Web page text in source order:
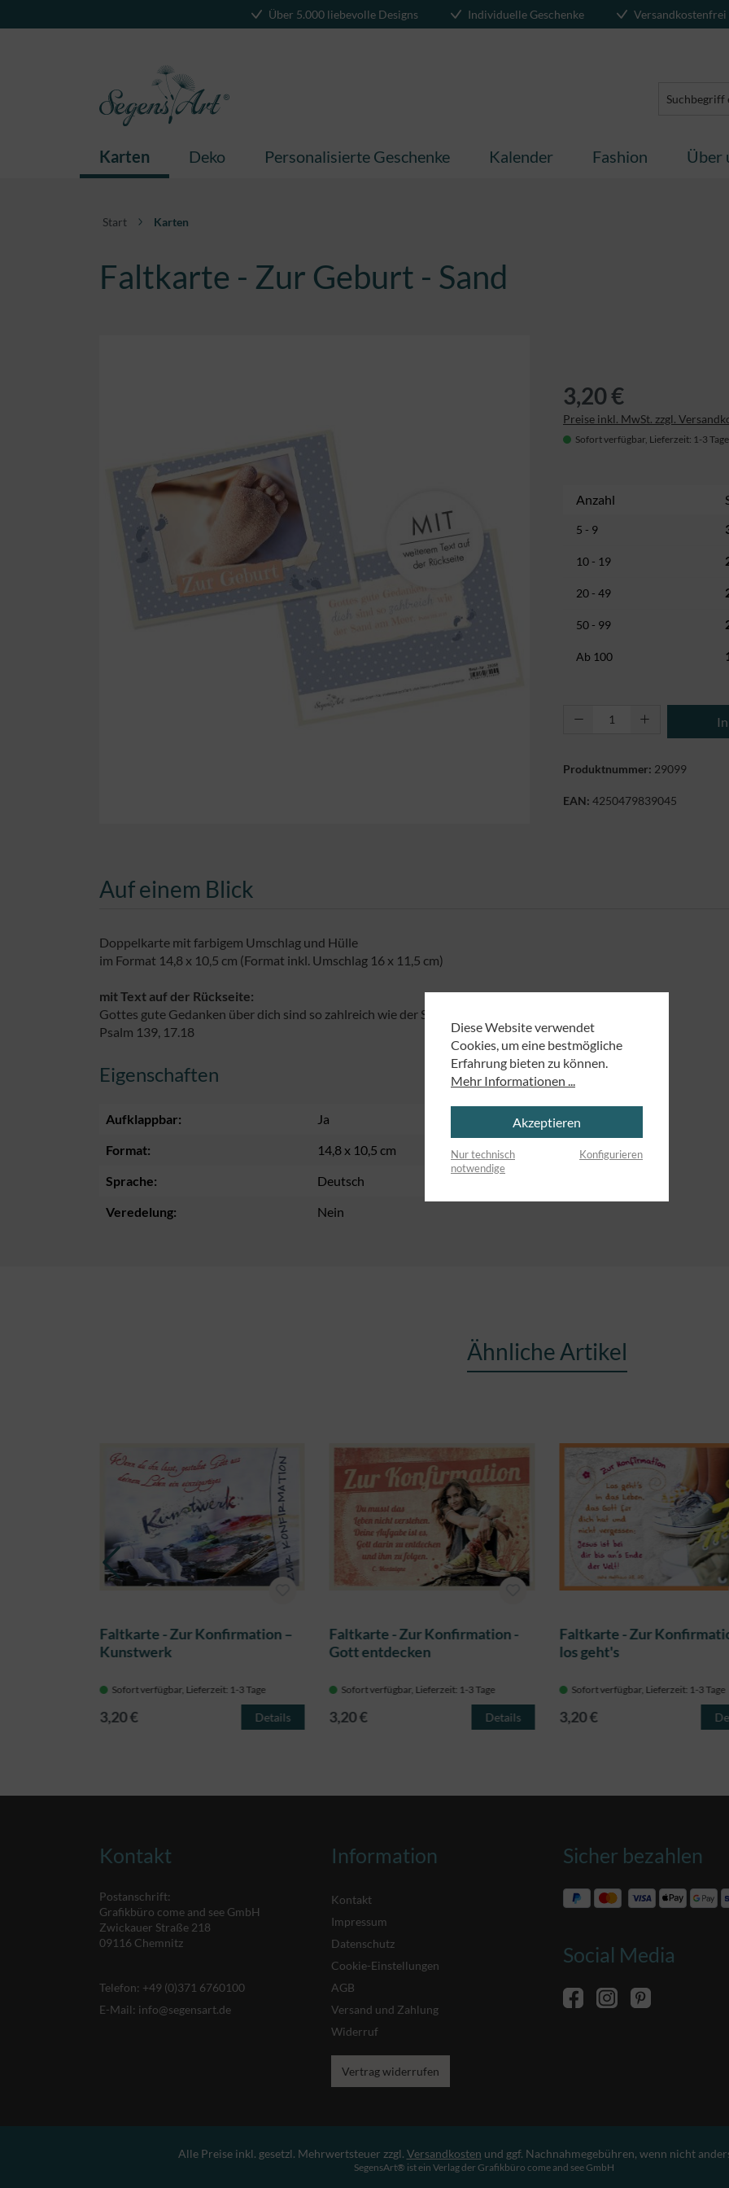
Über 5.000 liebevolle Designs Individuelle Geschenke
Karten Deko Personalisierte Geschenke Kalender Fashion Über
Start Karten
Faltkarte - Zur Geburt - Sand
3,20 €
Preise inkl. MwSt. zzgl.
Sofort verfügbar, Lieferzeit: 1-3 Tage
Anzahl
5 - 9
10 - 19
20 - 49
50 - 99
Ab 100
Produkt Anzahl:
Produktnummer: 29099
EAN: 4250479839045
Auf einem Blick
Doppelkarte mit farbigem Umschlag und Hülle
im Format 14,8 x 10,5 cm (Format inkl. Umschlag 16 x 11,5 cm)
mit Text auf der Rückseite:
Gottes gute Gedanken über dich sind so zahlreich wie der Sand am Meer.
Psalm 139, 17.18
Eigenschaften
Aufklappbar:
Ja
Format:
14,8 x 10,5 cm
Sprache:
Deutsch
Veredelung:
Nein
Ähnliche Artikel
Faltkarte - Zur Konfirmation –
Kunstwerk
Sofort verfügbar, Lieferzeit: 1-3 Tage
3,20 € Details
Faltkarte - Zur Konfirmation -
Gott entdecken
Sofort verfügbar, Lieferzeit: 1-3 Tage
3,20 € Details
Faltkarte - Zur
los geht's
Sofort verfügbar, Lieferzeit: 1-3 Tage
3,20 €
Kontakt
Postanschrift:
Grafikbüro come and see GmbH
Zwickauer Straße 218
09116 Chemnitz
Telefon: +49 (0)371 6760100
E-Mail: info@segensart.de
Information
Kontakt
Impressum
Datenschutz
Cookie-Einstellungen
AGB
Versand und Zahlung
Widerruf
Vertrag widerrufen
Sicher bezahlen
Social Media
Alle Preise inkl. gesetzl. Mehrwertsteuer zzgl. Versandkosten und ggf. Nachnahmegebühren, wenn nicht
SegensArt® ist ein Verlag der Grafikbüro come and see GmbH
Diese Website verwendet
Cookies, um eine bestmögliche
Erfahrung bieten zu können.
Mehr Informationen ...
Akzeptieren
Nur technisch
notwendige
Konfigurieren